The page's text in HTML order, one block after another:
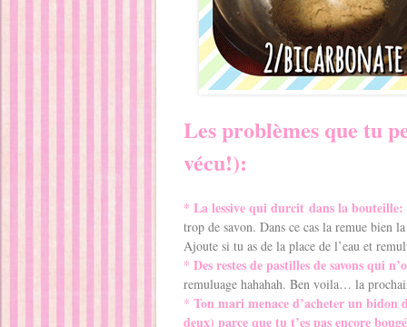
Les problèmes que tu
vécu!):
* La lessive qui durcit dans la bouteille:
trop de savon. Dans ce cas la remue bien
Ajoute si tu as de la place de l’eau et
* Des restes de pastilles de savons qui
remuluage hahahah. Ben voila… la
* Ton mari menace d’acheter un bidon
deux) parce que tu t’es pas encore